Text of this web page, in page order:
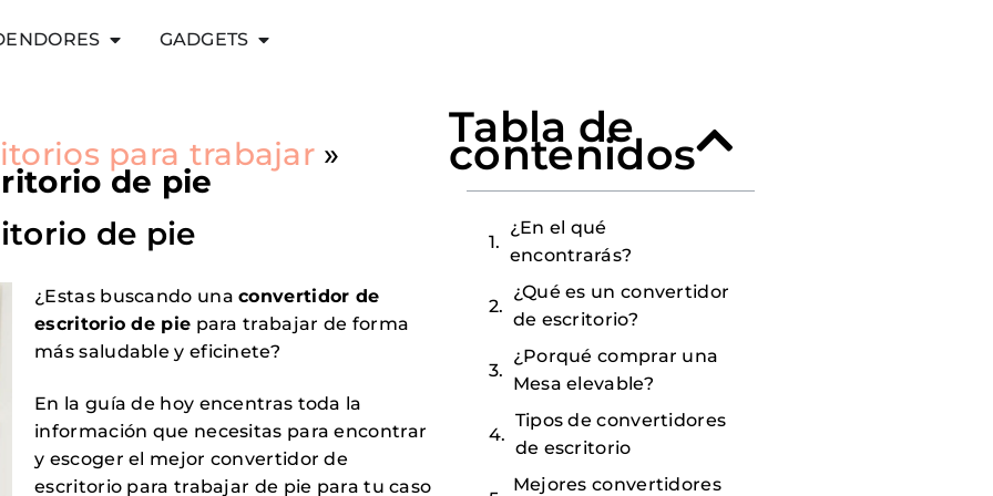
GADGETS
para trabajar »
de pie
de pie
¿Estas buscando unaconvertidor de
escritorio de pie para trabajar de forma
más saludable y eficinete?
En la guía de hoy encentras toda la
información que necesitas para encontrar
y escoger el mejor convertidor de
escritorio para trabajar de pie para tu caso
Tabla de
contenidos
¿En el qué
encontrarás?
¿Qué es un convertidor
de escritorio?
¿Porqué comprar una
Mesa elevable?
Tipos de convertidores
de escritorio
Mejores convertidores